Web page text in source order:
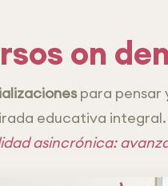
on
para pensar
educativa integral.
asincrónica: